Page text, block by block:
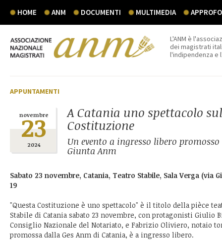
HOME ANM DOCUMENTI MULTIMEDIA
L'ANM è
dei magistrati
l'indipendenza e
APPUNTAMENTI
novembre
23
2024
A Catania uno spettacolo
Costituzione
Un evento a ingresso libero
Giunta Anm
Sabato 23 novembre, Catania, Teatro Stabile, Sala Verga (via
19
"Questa Costituzione è uno spettacolo" è il titolo della pièce
Stabile di Catania sabato 23 novembre, con protagonisti Giulio
Consiglio Nazionale del Notariato, e Fabrizio Oliviero, notaio
promossa dalla Ges Anm di Catania, è a ingresso libero.